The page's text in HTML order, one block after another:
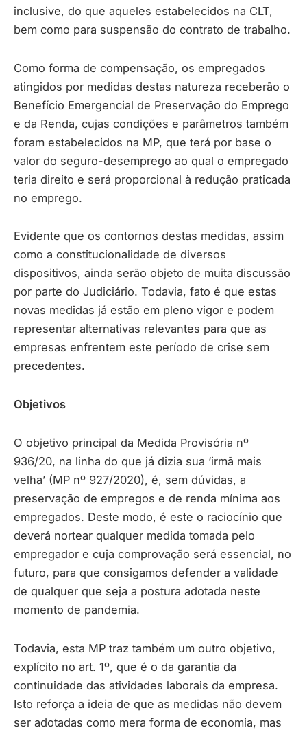
inclusive, do que aqueles estabelecidos na CLT,
bem como para suspensão do contrato de trabalho.
Como forma de compensação, os empregados
atingidos por medidas destas natureza receberão o
Benefício Emergencial de Preservação do Emprego
e da Renda, cujas condições e parâmetros também
foram estabelecidos na MP, que terá por base o
valor do seguro-desemprego ao qual o empregado
teria direito e será proporcional à redução praticada
no emprego.
Evidente que os contornos destas medidas, assim
como a constitucionalidade de diversos
dispositivos, ainda serão objeto de muita discussão
por parte do Judiciário. Todavia, fato é que estas
novas medidas já estão em pleno vigor e podem
representar alternativas relevantes para que as
empresas enfrentem este período de crise sem
precedentes.
Objetivos
O objetivo principal da Medida Provisória nº
936/20, na linha do que já dizia sua ‘irmã mais
velha’ (MP nº 927/2020), é, sem dúvidas, a
preservação de empregos e de renda mínima aos
empregados. Deste modo, é este o raciocínio que
deverá nortear qualquer medida tomada pelo
empregador e cuja comprovação será essencial, no
futuro, para que consigamos defender a validade
de qualquer que seja a postura adotada neste
momento de pandemia.
Todavia, esta MP traz também um outro objetivo,
explícito no art. 1º, que é o da garantia da
continuidade das atividades laborais da empresa.
Isto reforça a ideia de que as medidas não devem
ser adotadas como mera forma de economia, mas